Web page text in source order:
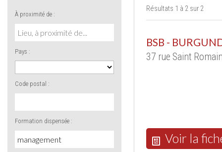
À proximité de :
Pays :
Code postal :
Formation dispensée :
Résultats 1 à 2 sur 2
BSB -
37 rue Saint
Voir la